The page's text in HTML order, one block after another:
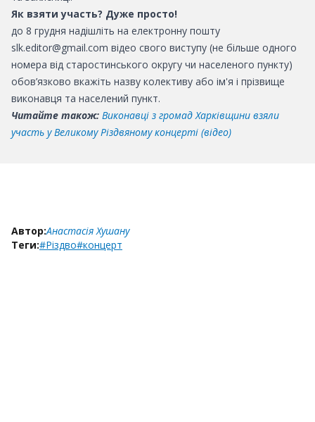
Як взяти участь? Дуже просто!
до 8 грудня надішліть на електронну пошту
slk.editor@gmail.com відео свого виступу (не більше одного
номера від старостинського округу чи населеного пункту)
обов’язково вкажіть назву колективу або ім'я і прізвище
виконавця та населений пункт.
Читайте також: Виконавці з громад Харківщини взяли
участь у Великому Різдвяному концерті (відео)
Автор:Анастасія Хушану
Теги:#Різдво#концерт